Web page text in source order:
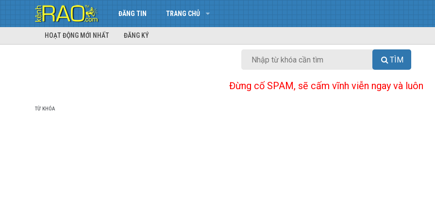
ĐĂNG TIN TRANG CHỦ
HOẠT ĐỘNG MỚI NHẤT ĐĂNG KÝ
TÌM
Đừng cố SPAM, sẽ cấm vĩnh viễn ngay và luôn
TỪ KHÓA